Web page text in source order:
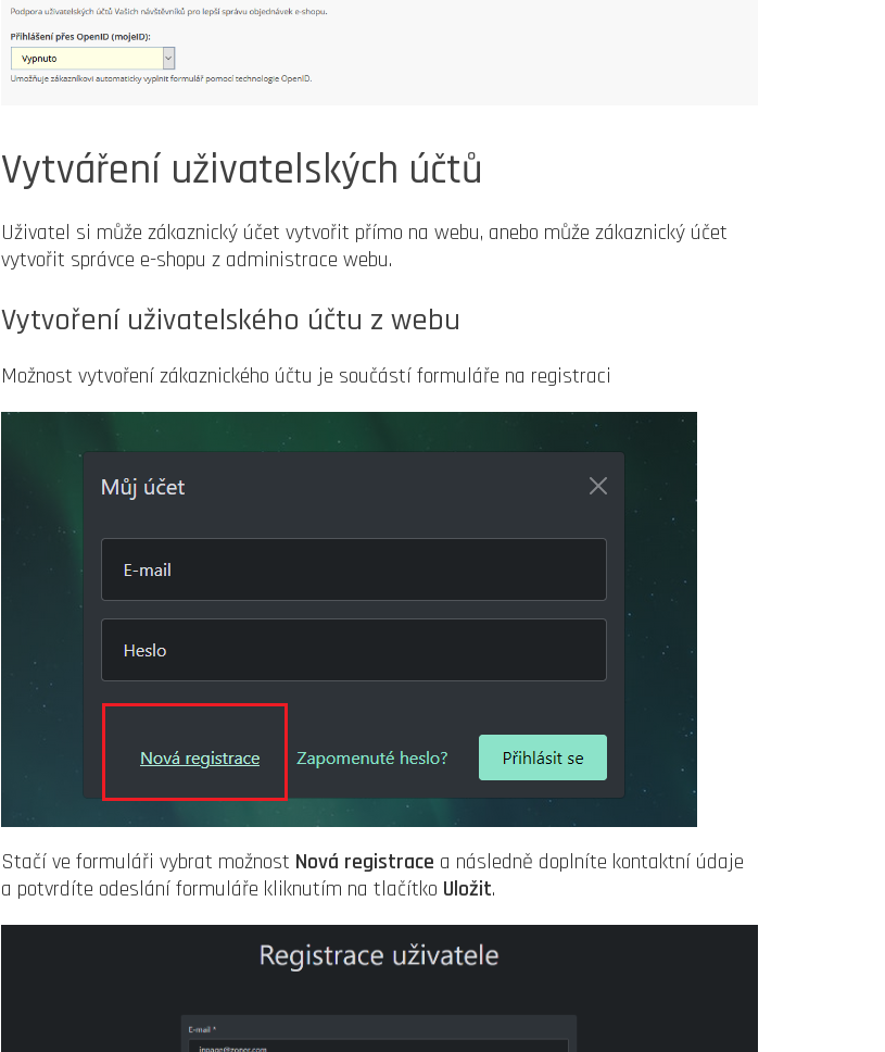
Vytváření uživatelských účtů
Uživatel si může zákaznický účet vytvořit přímo na webu, anebo může zákaznický účet
vytvořit správce e-shopu z administrace webu.
Vytvoření uživatelského účtu z webu
Možnost vytvoření zákaznického účtu je součástí formuláře na registraci
Stačí ve formuláři vybrat možnost Nová registrace a následně doplníte kontaktní údaje
a potvrdíte odeslání formuláře kliknutím na tlačítko Uložit.